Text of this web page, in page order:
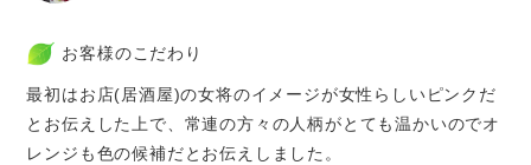
お客様のこだわり
最初はお店(居酒屋)の女将のイメージが女性らしいピンクだ
とお伝えした上で、常連の方々の人柄がとても温かいのでオ
レンジも色の候補だとお伝えしました。